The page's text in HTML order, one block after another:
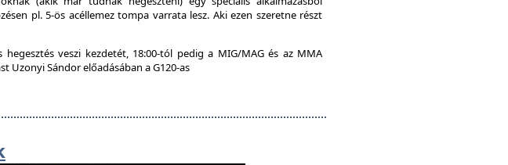
pl. 5-ös acéllemez tompa varrata lesz. Aki ezen szeretne részt
veszi kezdetét, 18:00-tól pedig a MIG/MAG és az MMA
Uzonyi Sándor előadásában a G120-as